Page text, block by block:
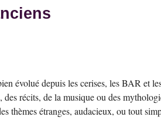
évolué depuis les cerises, les BAR et
récits, de la musique ou des
thèmes étranges, audacieux, ou tout